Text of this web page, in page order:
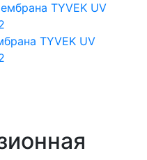
TYVEK UV